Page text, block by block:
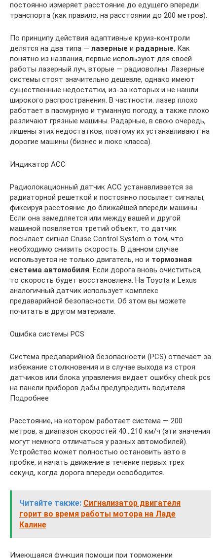
постоянно измеряет расстояние до едущего впереди
транспорта (как правило, на расстоянии до 200 метров).
По принципу действия адаптивные круиз-контроли
делятся на два типа — лазерные и радарные. Как
понятно из названия, первые используют для своей
работы лазерный луч, вторые — радиоволны. Лазерные
системы стоят значительно дешевле, однако имеют
существенные недостатки, из-за которых и не нашли
широкого распространения. В частности. лазер плохо
работает в пасмурную и туманную погоду, а также плохо
различают грязные машины. Радарные, в свою очередь,
лишены этих недостатков, поэтому их устанавливают на
дорогие машины (бизнес и люкс класса).
Индикатор АСС
Радиолокационный датчик АСС устанавливается за
радиаторной решеткой и постоянно посылает сигналы,
фиксируя расстояние до ближайшей впереди машины.
Если она замедляется или между вашей и другой
машиной появляется третий объект, то датчик
посылает сигнал Cruise Control System о том, что
необходимо снизить скорость. В данном случае
используется не только двигатель, но и тормозная
система автомобиля. Если дорога вновь очиститься,
то скорость будет восстановлена. На Toyota и Lexus
аналогичный датчик использует комплекс
предаварийной безопасности. Об этом вы можете
почитать в другом материале.
Ошибка системы PCS
Система предаварийной безопасности (PCS) отвечает за
избежание столкновения и в случае выхода из строя
датчиков или блока управления видает ошибку check pcs
на панели приборов дабы предупредить водителя
Подробнее
Расстояние, на котором работает система — 200
метров, а диапазон скоростей 40…210 км/ч (эти значения
могут немного отличаться у разных автомобилей).
Устройство может полностью остановить авто в
пробке, и начать движение в течение первых трех
секунд, когда дорога впереди освободится.
Читайте также: Сигнализатор двигателя
горит во время работы мотора на Ладе
Калине
Имеющаяся функция помощи при торможении